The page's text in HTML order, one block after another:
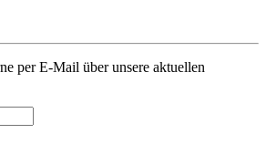
per E-Mail über unsere aktuellen